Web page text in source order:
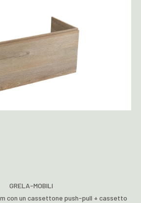
GRELA-MOBILI
con un cassettone push-pull + cassetto